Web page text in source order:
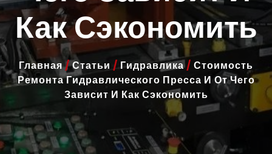
Как Сэкономить
Главная/Статьи /Гидравлика/ Стоимость
Ремонта Гидравлического Пресса И От Чего
Зависит И Как Сэкономить